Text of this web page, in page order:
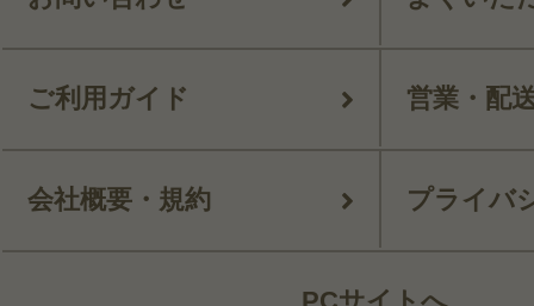
ご利用ガイド 営業・配
会社概要・規約 プライバ